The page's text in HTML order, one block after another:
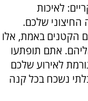
עיקריים: לאיכות
החיצוני שלכם.
הקטנים באמת, אלו
אתם תופתעו
לאירוע שלכם
נשכח בכל קנה